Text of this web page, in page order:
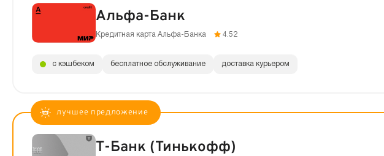
Альфа-Банк
Кредитная карта Альфа-Банка 4.52
с кэшбеком бесплатное обслуживание доставка курьером
Т-Банк (Тинькофф)